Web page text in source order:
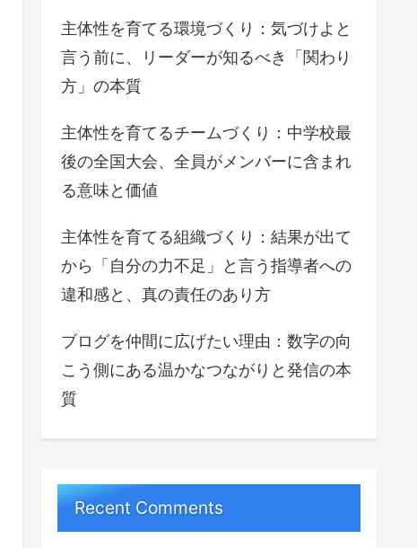
主体性を育てる環境づくり：気づけよと
言う前に、リーダーが知るべき「関わり
方」の本質
主体性を育てるチームづくり：中学校最
後の全国大会、全員がメンバーに含まれ
る意味と価値
主体性を育てる組織づくり：結果が出て
から「自分の力不足」と言う指導者への
違和感と、真の責任のあり方
ブログを仲間に広げたい理由：数字の向
こう側にある温かなつながりと発信の本
質
Recent Comments